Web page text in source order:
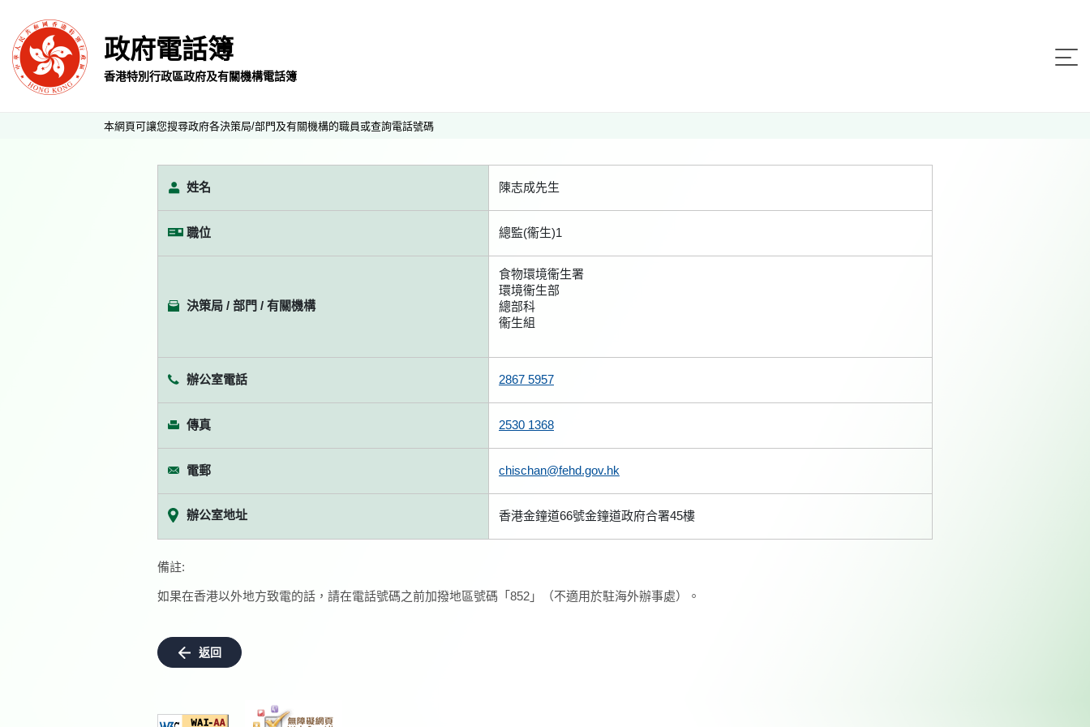
政府電話簿
香港特別行政區政府及有關機構電話簿
本網頁可讓您搜尋政府各決策局/部門及有關機構的職員或查詢電話號碼
姓名 陳志成先生
職位 總監(衞生)1
決策局 / 部門 / 有關機構
食物環境衞生署
環境衞生部
總部科
衞生組
辦公室電話 2867 5957
傳真 2530 1368
電郵 chischan@fehd.gov.hk
辦公室地址 香港金鐘道66號金鐘道政府合署45樓
備註:
如果在香港以外地方致電的話，請在電話號碼之前加撥地區號碼「852」（不適用於駐海外辦事處）。
返回